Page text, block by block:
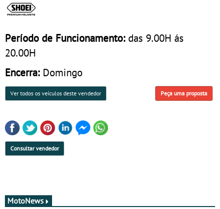
Período de Funcionamento: das 9.00H ás
20.00H
Encerra: Domingo
Ver todos os veículos deste vendedor Peça uma proposta
Consultar vendedor
MotoNews